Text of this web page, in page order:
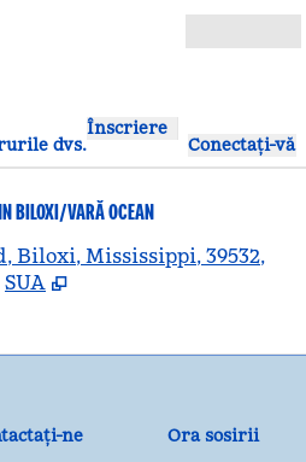
dvs.
Înscriere
Conectați-vă
BILOXI/VARĂ OCEAN
Biloxi, Mississippi, 39532,
SUA
ne
Ora sosirii